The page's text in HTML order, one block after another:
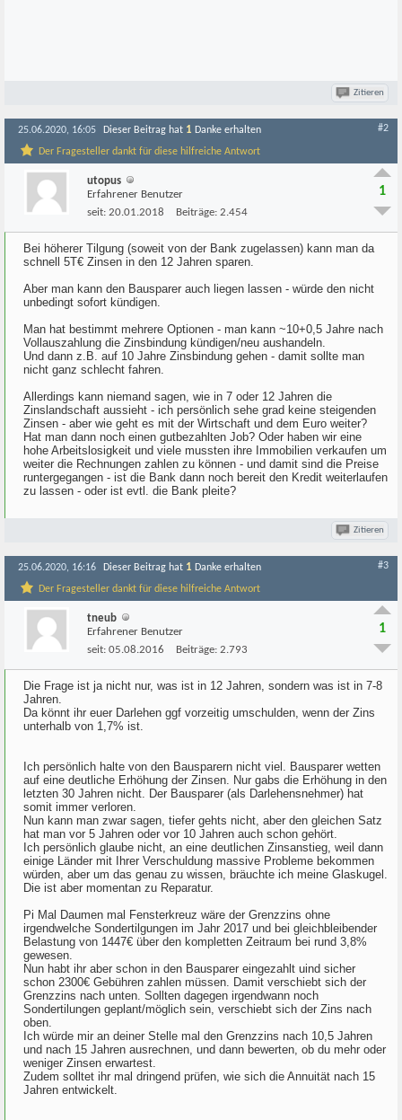
Zitieren
25.06.2020, 16:05 Dieser Beitrag hat 1 Danke erhalten
Der Fragesteller dankt für diese hilfreiche Antwort
#2
utopus
Erfahrener Benutzer
seit: 20.01.2018 Beiträge: 2.454
1
Bei höherer Tilgung (soweit von der Bank zugelassen) kann man da
schnell 5T€ Zinsen in den 12 Jahren sparen.
Aber man kann den Bausparer auch liegen lassen - würde den nicht
unbedingt sofort kündigen.
Man hat bestimmt mehrere Optionen - man kann ~10+0,5 Jahre nach
Vollauszahlung die Zinsbindung kündigen/neu aushandeln.
Und dann z.B. auf 10 Jahre Zinsbindung gehen - damit sollte man
nicht ganz schlecht fahren.
Allerdings kann niemand sagen, wie in 7 oder 12 Jahren die
Zinslandschaft aussieht - ich persönlich sehe grad keine steigenden
Zinsen - aber wie geht es mit der Wirtschaft und dem Euro weiter?
Hat man dann noch einen gutbezahlten Job? Oder haben wir eine
hohe Arbeitslosigkeit und viele mussten ihre Immobilien verkaufen um
weiter die Rechnungen zahlen zu können - und damit sind die Preise
runtergegangen - ist die Bank dann noch bereit den Kredit weiterlaufen
zu lassen - oder ist evtl. die Bank pleite?
Zitieren
25.06.2020, 16:16 Dieser Beitrag hat 1 Danke erhalten
Der Fragesteller dankt für diese hilfreiche Antwort
#3
tneub
Erfahrener Benutzer
seit: 05.08.2016 Beiträge: 2.793
1
Die Frage ist ja nicht nur, was ist in 12 Jahren, sondern was ist in 7-8
Jahren.
Da könnt ihr euer Darlehen ggf vorzeitig umschulden, wenn der Zins
unterhalb von 1,7% ist.
Ich persönlich halte von den Bausparern nicht viel. Bausparer wetten
auf eine deutliche Erhöhung der Zinsen. Nur gabs die Erhöhung in den
letzten 30 Jahren nicht. Der Bausparer (als Darlehensnehmer) hat
somit immer verloren.
Nun kann man zwar sagen, tiefer gehts nicht, aber den gleichen Satz
hat man vor 5 Jahren oder vor 10 Jahren auch schon gehört.
Ich persönlich glaube nicht, an eine deutlichen Zinsanstieg, weil dann
einige Länder mit Ihrer Verschuldung massive Probleme bekommen
würden, aber um das genau zu wissen, bräuchte ich meine Glaskugel.
Die ist aber momentan zu Reparatur.
Pi Mal Daumen mal Fensterkreuz wäre der Grenzzins ohne
irgendwelche Sondertilgungen im Jahr 2017 und bei gleichbleibender
Belastung von 1447€ über den kompletten Zeitraum bei rund 3,8%
gewesen.
Nun habt ihr aber schon in den Bausparer eingezahlt uind sicher
schon 2300€ Gebühren zahlen müssen. Damit verschiebt sich der
Grenzzins nach unten. Sollten dagegen irgendwann noch
Sondertilungen geplant/möglich sein, verschiebt sich der Zins nach
oben.
Ich würde mir an deiner Stelle mal den Grenzzins nach 10,5 Jahren
und nach 15 Jahren ausrechnen, und dann bewerten, ob du mehr oder
weniger Zinsen erwartest.
Zudem solltet ihr mal dringend prüfen, wie sich die Annuität nach 15
Jahren entwickelt.